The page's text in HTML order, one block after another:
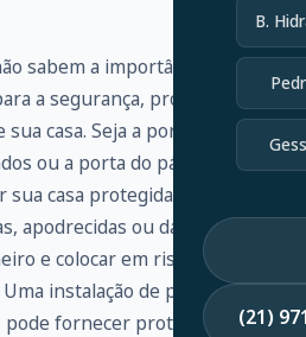
B.
(21)
sabem a importância de
a segurança, proteção e
casa. Seja a porta da
ou a porta do pátio, cada
casa protegida. Se as suas
apodrecidas ou danificadas,
e colocar em risco a
instalação de porta
pode fornecer proteção,